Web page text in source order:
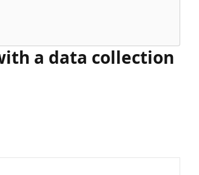
a data collection